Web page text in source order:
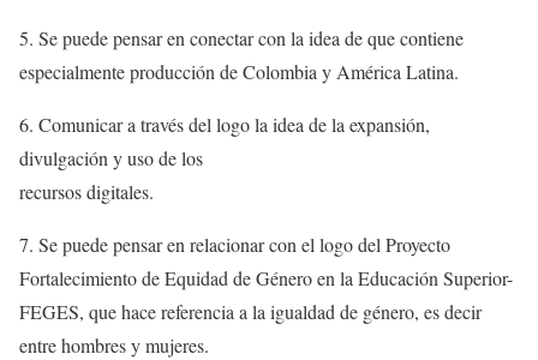
5. Se puede pensar en conectar con la idea de que contiene
especialmente producción de Colombia y América Latina.
6. Comunicar a través del logo la idea de la expansión,
divulgación y uso de los
recursos digitales.
7. Se puede pensar en relacionar con el logo del Proyecto
Fortalecimiento de Equidad de Género en la Educación Superior-
FEGES, que hace referencia a la igualdad de género, es decir
entre hombres y mujeres.